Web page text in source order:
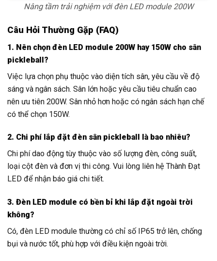
Nâng tầm trải nghiệm với đèn LED module 200W
Câu Hỏi Thường Gặp (FAQ)
1. Nên chọn đèn LED module 200W hay 150W cho sân
pickleball?
Việc lựa chọn phụ thuộc vào diện tích sân, yêu cầu về độ
sáng và ngân sách. Sân lớn hoặc yêu cầu tiêu chuẩn cao
nên ưu tiên 200W. Sân nhỏ hơn hoặc có ngân sách hạn chế
có thể chọn 150W.
2. Chi phí lắp đặt đèn sân pickleball là bao nhiêu?
Chi phí dao động tùy thuộc vào số lượng đèn, công suất,
loại cột đèn và đơn vị thi công. Vui lòng liên hệ Thành Đạt
LED để nhận báo giá chi tiết.
3. Đèn LED module có bền bỉ khi lắp đặt ngoài trời
không?
Có, đèn LED module thường có chỉ số IP65 trở lên, chống
bụi và nước tốt, phù hợp với điều kiện ngoài trời.